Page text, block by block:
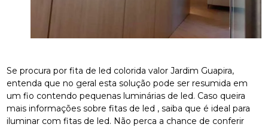
Se procura por fita de led colorida valor Jardim Guapira,
entenda que no geral esta solução pode ser resumida em
um fio contendo pequenas luminárias de led. Caso queira
mais informações sobre fitas de led , saiba que é ideal para
iluminar com fitas de led. Não perca a chance de conferir